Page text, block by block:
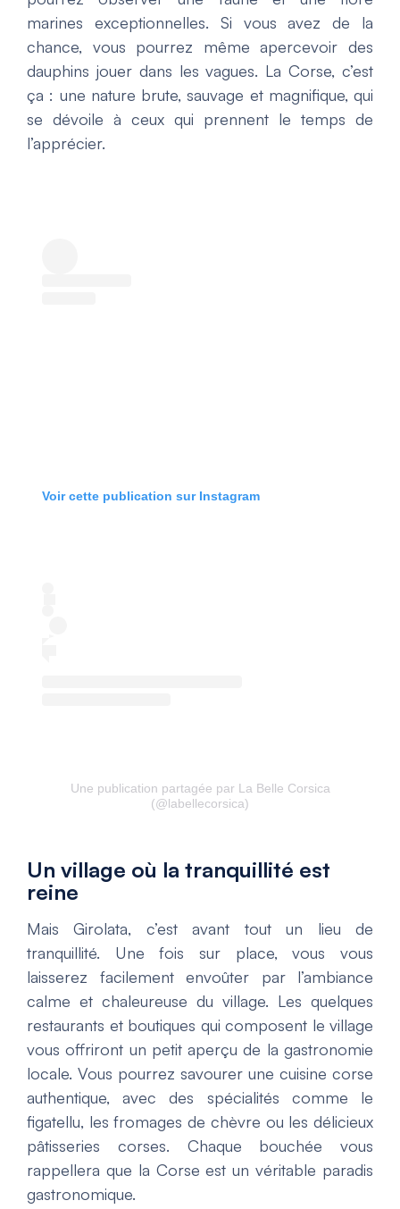
marines exceptionnelles. Si vous avez de la
chance, vous pourrez même apercevoir des
dauphins jouer dans les vagues. La Corse, c’est
ça : une nature brute, sauvage et magnifique, qui
se dévoile à ceux qui prennent le temps de
l’apprécier.
Voir cette publication sur Instagram
Une publication partagée par La Belle Corsica
(@labellecorsica)
Un village où la tranquillité est
reine
Mais Girolata, c’est avant tout un lieu de
tranquillité. Une fois sur place, vous vous
laisserez facilement envoûter par l’ambiance
calme et chaleureuse du village. Les quelques
restaurants et boutiques qui composent le village
vous offriront un petit aperçu de la gastronomie
locale. Vous pourrez savourer une cuisine corse
authentique, avec des spécialités comme le
figatellu, les fromages de chèvre ou les délicieux
pâtisseries corses. Chaque bouchée vous
rappellera que la Corse est un véritable paradis
gastronomique.